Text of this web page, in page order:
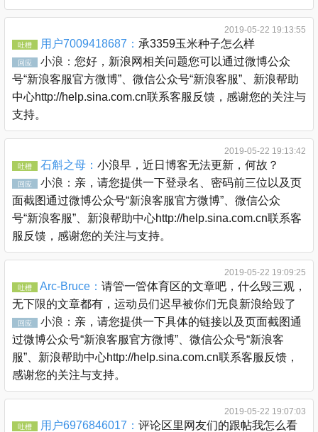
2019-05-22 19:13:55
吐槽 用户7009418687： 承3359玉米种子怎么样
回应 小浪： 您好，新浪网相关问题您可以通过微博公众
号“新浪客服官方微博”、微信公众号“新浪客服”、新浪帮助
中心http://help.sina.com.cn联系客服反馈，感谢您的关注与
支持。
2019-05-22 19:13:42
吐槽 石斛之母： 小浪早，近日博客无法更新，何故？
回应 小浪： 亲，请您提供一下登录名、密码前三位以及页
面截图通过微博公众号“新浪客服官方微博”、微信公众
号“新浪客服”、新浪帮助中心http://help.sina.com.cn联系客
服反馈，感谢您的关注与支持。
2019-05-22 19:09:25
吐槽 Arc-Bruce： 请管一管体育区的文章吧，什么毁三观，
无下限的文章都有，运动员们迟早被你们无良新浪给毁了
回应 小浪： 亲，请您提供一下具体的链接以及页面截图通
过微博公众号“新浪客服官方微博”、微信公众号“新浪客
服”、新浪帮助中心http://help.sina.com.cn联系客服反馈，
感谢您的关注与支持。
2019-05-22 19:07:03
吐槽 用户6976846017： 评论区里网友们的跟帖我怎么看